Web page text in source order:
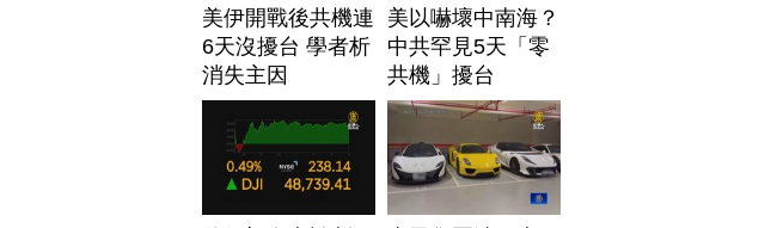
美伊開戰後共機連
6天沒擾台 學者析
消失主因
美以嚇壞中南海？
中共罕見5天「零
共機」擾台